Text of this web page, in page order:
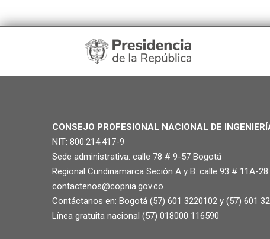
CONSEJO PROFESIONAL NACIONAL DE
NIT: 800.214.417-9
Sede administrativa: calle 78 # 9-57 Bogotá
Regional Cundinamarca Seción A y B: calle 93 # 11A-
contactenos@copnia.gov.co
Contáctanos en: Bogotá (57) 601 3220102 y (57) 601
Línea gratuita nacional (57) 018000 116590